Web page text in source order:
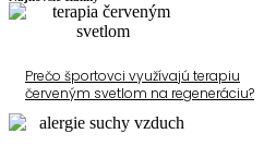
Prečo športovci využívajú terapiu
červeným svetlom na regeneráciu?